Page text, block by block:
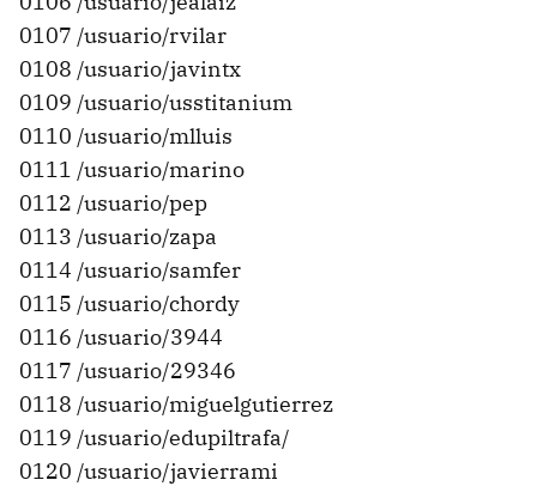
0107 /usuario/rvilar
0108 /usuario/javintx
0109 /usuario/usstitanium
0110 /usuario/mlluis
0111 /usuario/marino
0112 /usuario/pep
0113 /usuario/zapa
0114 /usuario/samfer
0115 /usuario/chordy
0116 /usuario/3944
0117 /usuario/29346
0118 /usuario/miguelgutierrez
0119 /usuario/edupiltrafa/
0120 /usuario/javierrami